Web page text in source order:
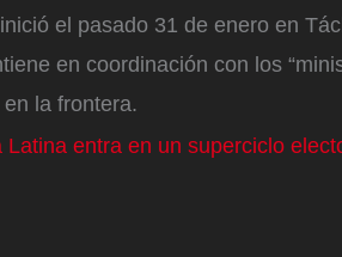
el pasado 31 de enero en
en coordinación con los
la frontera.
Latina entra en un superciclo